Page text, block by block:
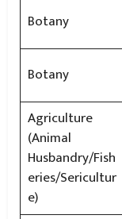
Botany
Botany
Agriculture
(Animal
Husbandry/Fish
eries/Sericultur
e)